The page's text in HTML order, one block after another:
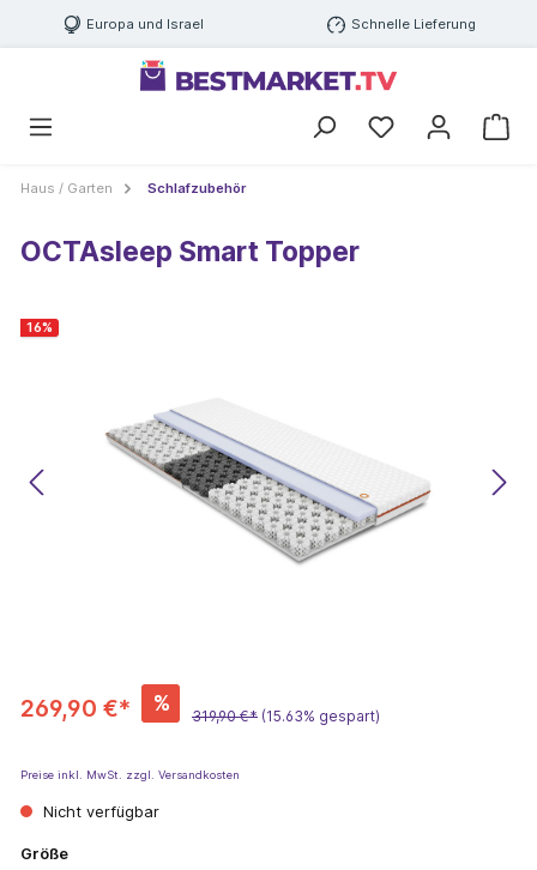
Europa und Israel Schnelle Lieferung
Haus / Garten Schlafzubehör
OCTAsleep Smart Topper
16%
269,90 €* %
319,90 €* (15.63% gespart)
Preise inkl. MwSt. zzgl. Versandkosten
Nicht verfügbar
Größe